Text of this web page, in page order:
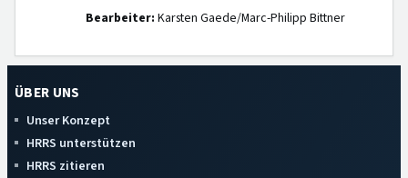
Bearbeiter: Karsten Gaede/Marc-Philipp Bittner
ÜBER UNS
Unser Konzept
HRRS unterstützen
HRRS zitieren